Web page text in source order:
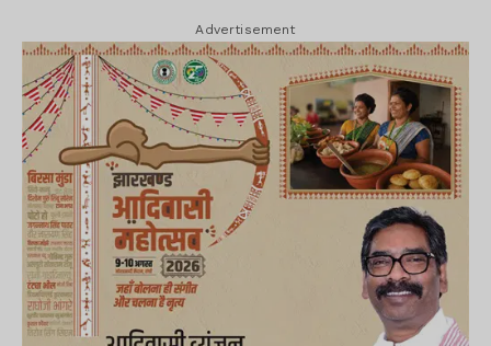
Advertisement